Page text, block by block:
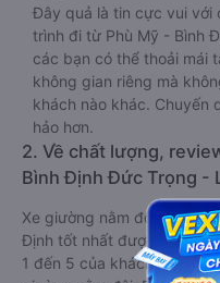
Đây quả là tin cực vui với
trình đi từ Phù Mỹ - Bình
các bạn có thể thoải mái
không gian riêng mà
khách nào khác. Chuyến
hảo hơn.
2. Về chất lượng,
Bình Định Đức Trọng -
Xe giường nằm đôi đi Đức
Định tốt nhất được phân
1 đến 5 của khách hàng